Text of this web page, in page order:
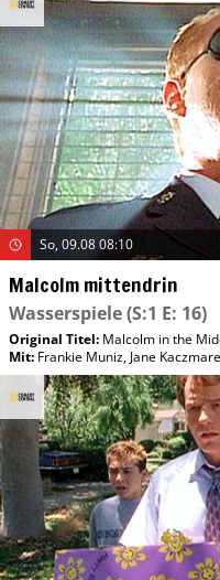
So, 09.08 08:10
Malcolm mittendrin
Wasserspiele(S:1 E: 16)
Original Titel: Malcolm in the
Mit: Frankie Muniz, Jane